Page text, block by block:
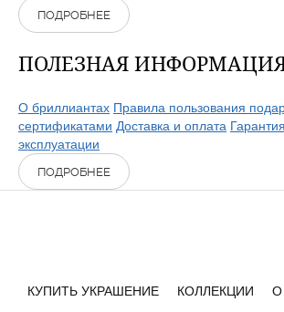
ПОДРОБНЕЕ
ПОЛЕЗНАЯ
О бриллиантах Правила пользования
сертификатами Доставка и оплата Гарантия
эксплуатации
ПОДРОБНЕЕ
КУПИТЬ УКРАШЕНИЕ КОЛЛЕКЦИИ
О